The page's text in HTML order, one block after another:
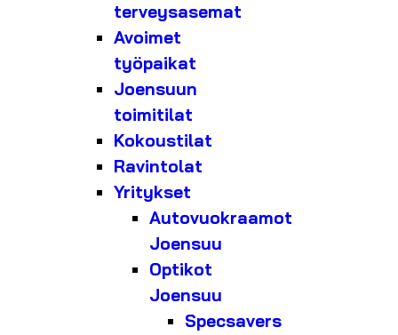
terveysasemat
Avoimet
työpaikat
Joensuun
toimitilat
Kokoustilat
Ravintolat
Yritykset
Autovuokraamot
Joensuu
Optikot
Joensuu
Specsavers